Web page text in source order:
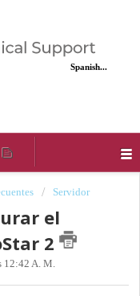
Spanish...
Servidor
el
2
12:42 A. M.